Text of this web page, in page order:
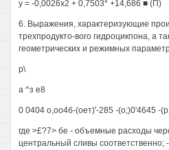
у = -0,0026х2 + 0,7503* +14,686 ■ (П)
6. Выражения, характеризующие
трехпродукто-вого гидроцикпона, а
геометрических и режимных
р\
а ^з е8
0 0404 о,оо4б-(оет)'-285 -(о;)0'4645 -
где >£?7> бе - объемные расходы
центральный сливы